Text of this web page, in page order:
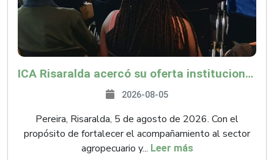
ICA Risaralda acercó su oferta institucional a productores y emprendedores en Expocamello
2026-08-05
Pereira, Risaralda, 5 de agosto de 2026. Con el
propósito de fortalecer el acompañamiento al sector
agropecuario y... Leer más